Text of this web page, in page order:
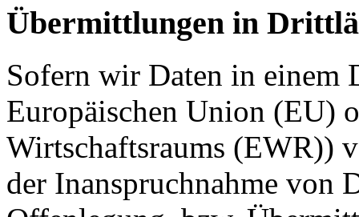
Übermittlungen in
Sofern wir Daten in einem
Europäischen Union (EU)
Wirtschaftsraums (EWR))
der Inanspruchnahme von